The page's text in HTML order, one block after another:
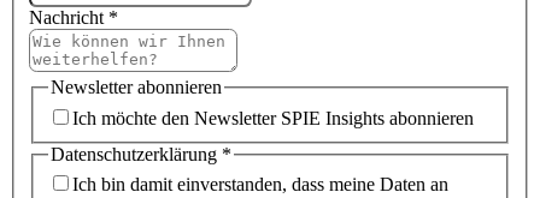
Nachricht *
Newsletter abonnieren
Ich möchte den Newsletter SPIE Insights abonnieren
Datenschutzerklärung *
Ich bin damit einverstanden, dass meine Daten an